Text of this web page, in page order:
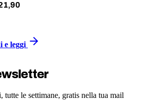
,90
e leggi
le settimane, gratis nella tua mail